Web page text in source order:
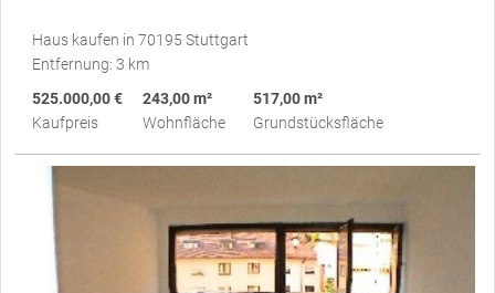
Haus kaufen in 70195 Stuttgart
Entfernung: 3 km
525.000,00 €
Kaufpreis
243,00 m²
Wohnfläche
517,00 m²
Grundstücksfläche